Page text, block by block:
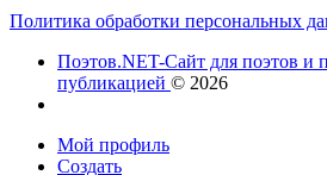
Политика обработки персональных
Поэтов.NET-Сайт для поэтов и
публикацией © 2026
Мой профиль
Создать